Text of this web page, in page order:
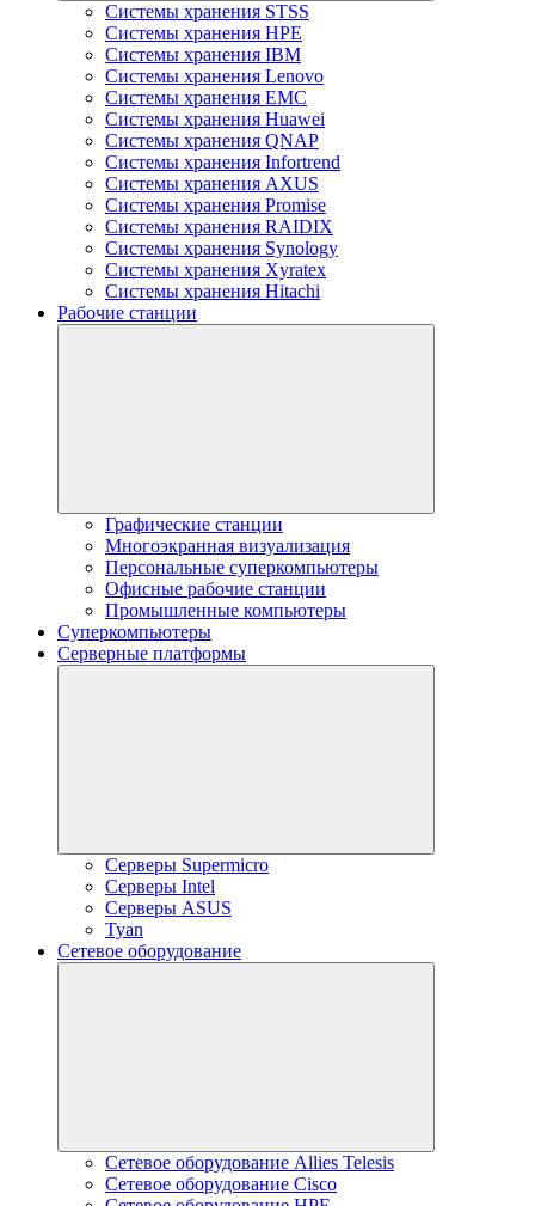
Системы хранения STSS
Системы хранения HPE
Системы хранения IBM
Системы хранения Lenovo
Системы хранения EMC
Системы хранения Huawei
Системы хранения QNAP
Системы хранения Infortrend
Системы хранения AXUS
Системы хранения Promise
Системы хранения RAIDIX
Системы хранения Synology
Системы хранения Xyratex
Системы хранения Hitachi
Рабочие станции
Графические станции
Многоэкранная визуализация
Персональные суперкомпьютеры
Офисные рабочие станции
Промышленные компьютеры
Суперкомпьютеры
Серверные платформы
Серверы Supermicro
Серверы Intel
Серверы ASUS
Tyan
Сетевое оборудование
Сетевое оборудование Allies Telesis
Сетевое оборудование Cisco